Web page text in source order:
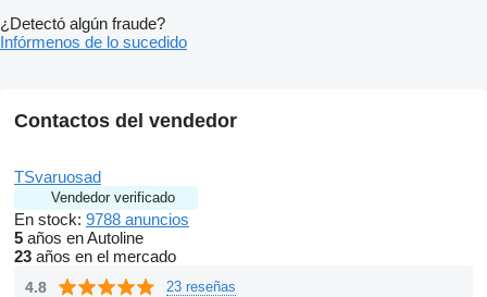
¿Detectó algún fraude?
Infórmenos de lo sucedido
Contactos del vendedor
TSvaruosad
Vendedor verificado
En stock: 9788 anuncios
5 años en Autoline
23 años en el mercado
4.8 23 reseñas